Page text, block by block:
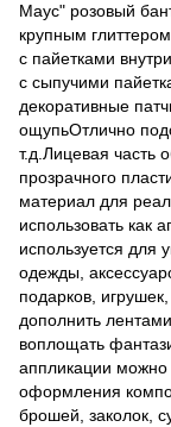
Маус" розовый
крупным
с пайетками
с сыпучими
декоративные
ощупьОтлично
т.д.Лицевая часть
прозрачного
материал для
использовать как
используется для
одежды,
подарков,
дополнить
воплощать
аппликации можно
оформления
брошей, заколок,